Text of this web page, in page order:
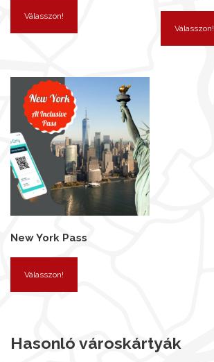
Válasszon!
Válasszon!
New York Pass
Válasszon!
Hasonló városkártyák